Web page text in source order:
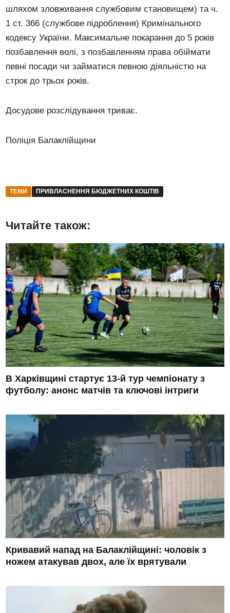
шляхом зловживання службовим становищем) та ч.
1 ст. 366 (службове підроблення) Кримінального
кодексу України. Максимальне покарання до 5 років
позбавлення волі, з позбавленням права обіймати
певні посади чи займатися певною діяльністю на
строк до трьох років.
Досудове розслідування триває.
Поліція Балаклійщини
ТЕМИ ПРИВЛАСНЕННЯ БЮДЖЕТНИХ КОШТІВ
Читайте також:
В Харківщині стартує 13-й тур чемпіонату з
футболу: анонс матчів та ключові інтриги
Кривавий напад на Балаклійщині: чоловік з
ножем атакував двох, але їх врятували